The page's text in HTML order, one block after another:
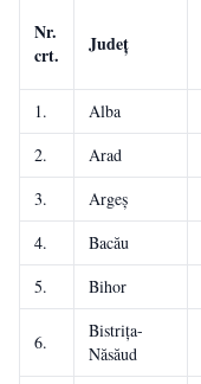
Nr.
crt.
Județ
1. Alba
2.
Arad
3.
Argeș
4.
Bacău
5.
Bihor
6.
Bistrița-
Năsăud